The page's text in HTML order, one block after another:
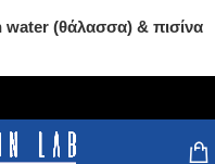
(θάλασσα) & πισίνα